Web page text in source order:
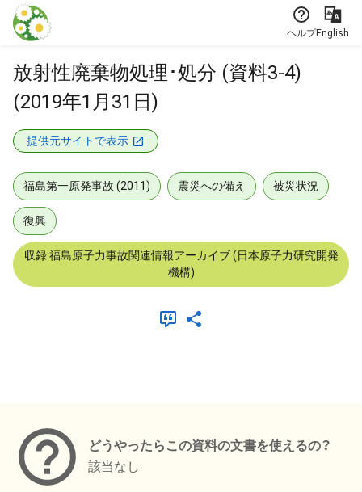
本文に飛ぶ
ヘルプEnglish
放射性廃棄物処理･処分 (資料3-4)
(2019年1月31日)
提供元サイトで表示
福島第一原発事故 (2011) 震災への備え 被災状況
復興
収録:福島原子力事故関連情報アーカイブ (日本原子力研究開発
機構)
どうやったらこの資料の文書を使えるの？
該当なし